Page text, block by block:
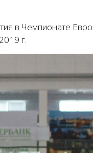
в Чемпионате
г.